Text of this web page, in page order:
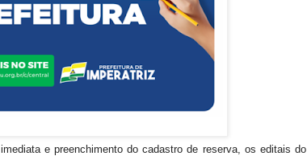
e preenchimento do cadastro de reserva, os editais do